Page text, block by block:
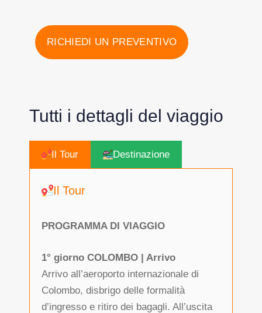
RICHIEDI UN PREVENTIVO
Tutti i dettagli del viaggio
Il Tour Destinazione
Il Tour
PROGRAMMA DI VIAGGIO
1° giorno COLOMBO | Arrivo
Arrivo all’aeroporto internazionale di
Colombo, disbrigo delle formalità
d’ingresso e ritiro dei bagagli. All’uscita